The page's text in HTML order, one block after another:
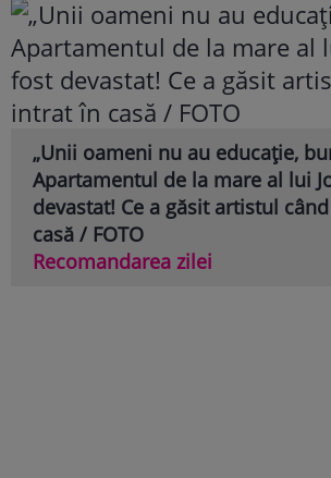
„Unii oameni nu au educație,
Apartamentul de la mare al lui
devastat! Ce a găsit artistul
casă / FOTO
Recomandarea zilei